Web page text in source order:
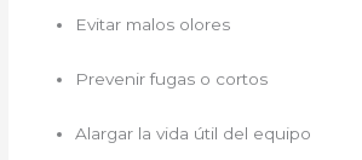
Evitar malos olores
Prevenir fugas o cortos
Alargar la vida útil del equipo